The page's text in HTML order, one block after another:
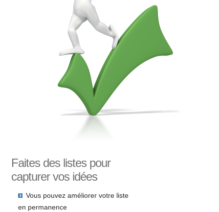
Faites des listes pour
capturer vos idées
Vous pouvez améliorer votre liste
en permanence